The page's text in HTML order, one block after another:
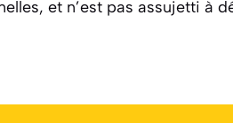
et n’est pas assujetti à